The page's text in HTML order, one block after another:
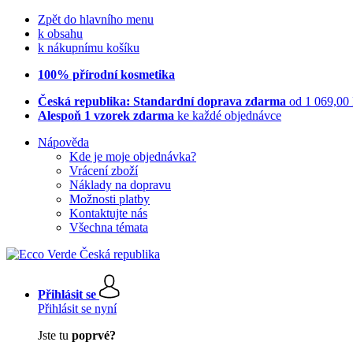
Zpět do hlavního menu
k obsahu
k nákupnímu košíku
100% přírodní kosmetika
Česká republika: Standardní doprava zdarma od 1 069,00
Alespoň 1 vzorek zdarma ke každé objednávce
Nápověda
Kde je moje objednávka?
Vrácení zboží
Náklady na dopravu
Možnosti platby
Kontaktujte nás
Všechna témata
Přihlásit se
Přihlásit se nyní
Jste tu poprvé?